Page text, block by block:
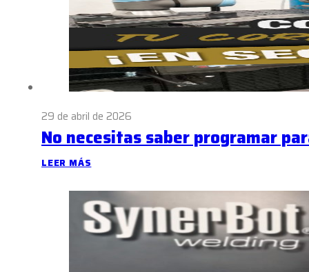
29 de abril de 2026
No necesitas saber programar
LEER MÁS